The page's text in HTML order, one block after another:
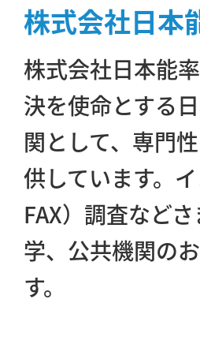
株式会社日本
株式会社日本能
決を使命とする
関として、専門
供しています。
FAX）調査など
学、公共機関の
す。